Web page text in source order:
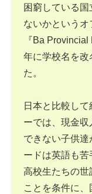
困窮している
ないかという
『Ba
年に学校名を改
た。
日本と比較し
ーでは、現金
できない子供
ードは英語も
高校生たちの世
ことを条件に